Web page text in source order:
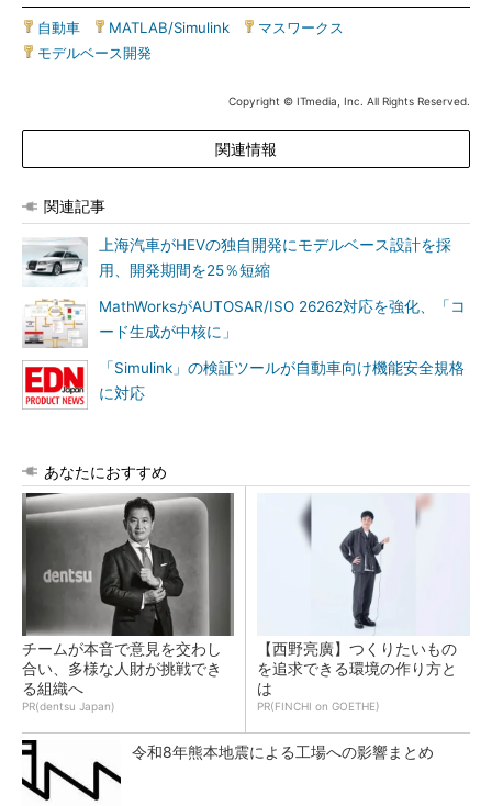
自動車 MATLAB/Simulink マスワークス
モデルベース開発
Copyright © ITmedia, Inc. All Rights Reserved.
関連情報
関連記事
上海汽車がHEVの独自開発にモデルベース設計を採
用、開発期間を25％短縮
MathWorksがAUTOSAR/ISO 26262対応を強化、「コ
ード生成が中核に」
「Simulink」の検証ツールが自動車向け機能安全規格
に対応
あなたにおすすめ
チームが本音で意見を交わし
合い、多様な人財が挑戦でき
る組織へ
PR(dentsu Japan)
【西野亮廣】つくりたいもの
を追求できる環境の作り方と
は
PR(FINCHI on GOETHE)
令和8年熊本地震による工場への影響まとめ